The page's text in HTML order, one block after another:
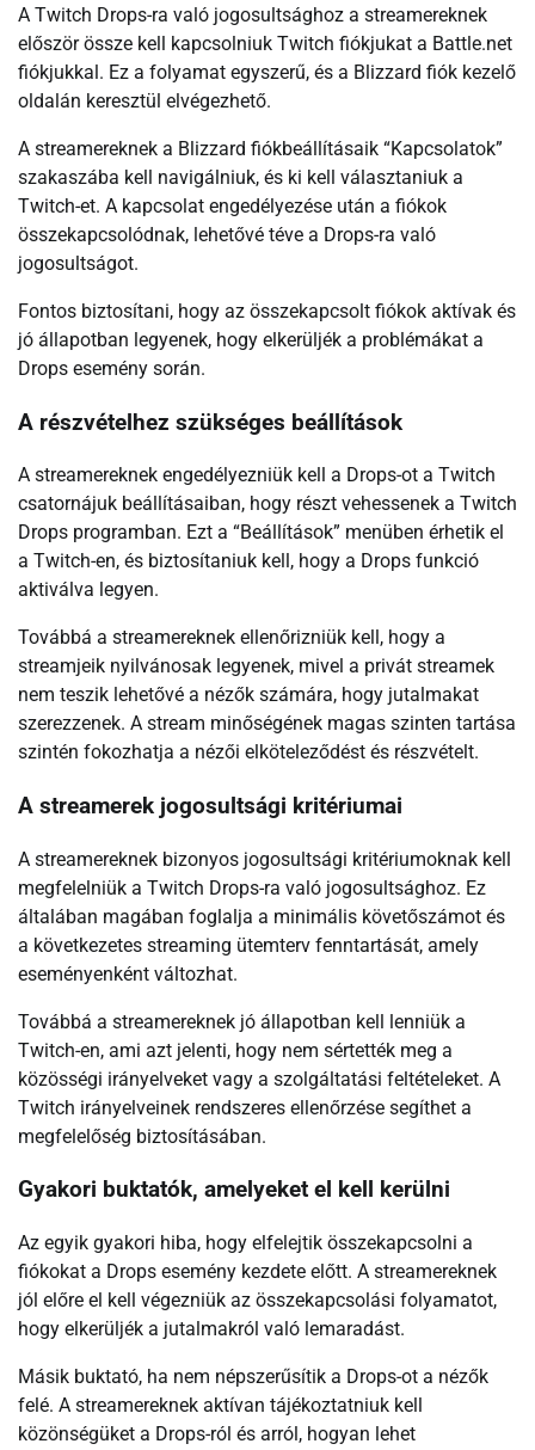
A Twitch Drops-ra való jogosultsághoz a streamereknek
először össze kell kapcsolniuk Twitch fiókjukat a Battle.net
fiókjukkal. Ez a folyamat egyszerű, és a Blizzard fiók kezelő
oldalán keresztül elvégezhető.
A streamereknek a Blizzard fiókbeállításaik “Kapcsolatok”
szakaszába kell navigálniuk, és ki kell választaniuk a
Twitch-et. A kapcsolat engedélyezése után a fiókok
összekapcsolódnak, lehetővé téve a Drops-ra való
jogosultságot.
Fontos biztosítani, hogy az összekapcsolt fiókok aktívak és
jó állapotban legyenek, hogy elkerüljék a problémákat a
Drops esemény során.
A részvételhez szükséges beállítások
A streamereknek engedélyezniük kell a Drops-ot a Twitch
csatornájuk beállításaiban, hogy részt vehessenek a Twitch
Drops programban. Ezt a “Beállítások” menüben érhetik el
a Twitch-en, és biztosítaniuk kell, hogy a Drops funkció
aktiválva legyen.
Továbbá a streamereknek ellenőrizniük kell, hogy a
streamjeik nyilvánosak legyenek, mivel a privát streamek
nem teszik lehetővé a nézők számára, hogy jutalmakat
szerezzenek. A stream minőségének magas szinten tartása
szintén fokozhatja a nézői elköteleződést és részvételt.
A streamerek jogosultsági kritériumai
A streamereknek bizonyos jogosultsági kritériumoknak kell
megfelelniük a Twitch Drops-ra való jogosultsághoz. Ez
általában magában foglalja a minimális követőszámot és
a következetes streaming ütemterv fenntartását, amely
eseményenként változhat.
Továbbá a streamereknek jó állapotban kell lenniük a
Twitch-en, ami azt jelenti, hogy nem sértették meg a
közösségi irányelveket vagy a szolgáltatási feltételeket. A
Twitch irányelveinek rendszeres ellenőrzése segíthet a
megfelelőség biztosításában.
Gyakori buktatók, amelyeket el kell kerülni
Az egyik gyakori hiba, hogy elfelejtik összekapcsolni a
fiókokat a Drops esemény kezdete előtt. A streamereknek
jól előre el kell végezniük az összekapcsolási folyamatot,
hogy elkerüljék a jutalmakról való lemaradást.
Másik buktató, ha nem népszerűsítik a Drops-ot a nézők
felé. A streamereknek aktívan tájékoztatniuk kell
közönségüket a Drops-ról és arról, hogyan lehet